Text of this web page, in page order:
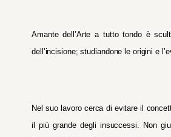
Amante dell’Arte a tutto tondo è
dell’incisione; studiandone le origini e
Nel suo lavoro cerca di evitare il
il più grande degli insuccessi. Non